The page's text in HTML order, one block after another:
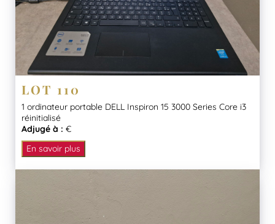
LOT 110
1 ordinateur portable DELL Inspiron 15 3000 Series Core i3
réinitialisé
Adjugé à : €
En savoir plus